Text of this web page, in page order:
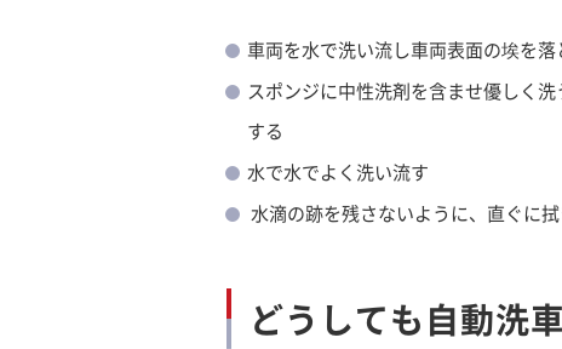
車両を水で洗い流し車両表面の埃を
スポンジに中性洗剤を含ませ優しく
する
水で水でよく洗い流す
水滴の跡を残さないように、直ぐに
どうしても自動洗